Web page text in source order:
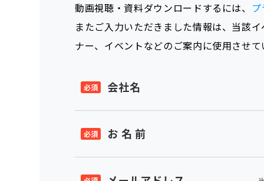
動画視聴・資料ダウンロードするには、
またご入力いただきました情報は、当該
ナー、イベントなどのご案内に使用させ
会社名
お 名 前